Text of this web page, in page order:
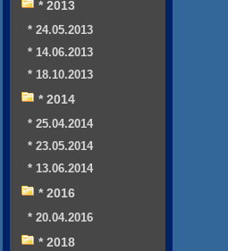
* 2013
* 24.05.2013
* 14.06.2013
* 18.10.2013
* 2014
* 25.04.2014
* 23.05.2014
* 13.06.2014
* 2016
* 20.04.2016
* 2018